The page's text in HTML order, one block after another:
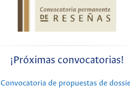
¡Próximas convocatorias!
Convocatoria de propuestas de